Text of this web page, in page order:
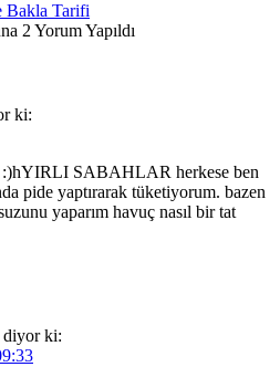
Bakla Tarifi
2 Yorum Yapıldı
ki:
:)hYIRLI SABAHLAR herkese ben
pide yaptırarak tüketiyorum. bazen
yaparım havuç nasıl bir tat
diyor ki: